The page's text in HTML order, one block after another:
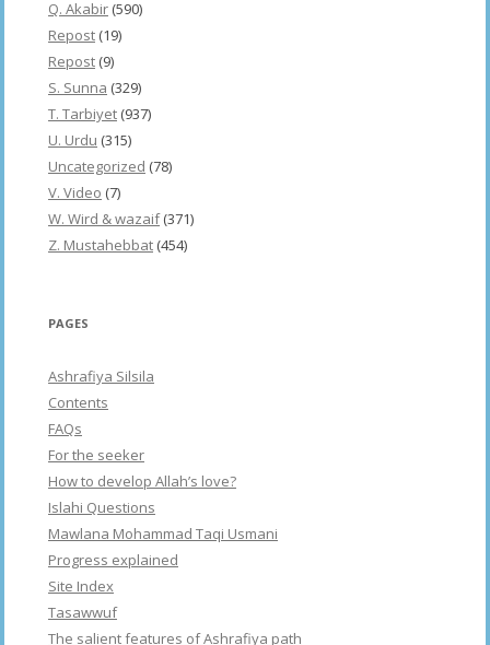
Q. Akabir (590)
Repost (19)
Repost (9)
S. Sunna (329)
T. Tarbiyet (937)
U. Urdu (315)
Uncategorized (78)
V. Video (7)
W. Wird & wazaif(371)
Z. Mustahebbat (454)
PAGES
Ashrafiya Silsila
Contents
FAQs
For the seeker
How to develop Allah’s love?
Islahi Questions
Mawlana Mohammad Taqi Usmani
Progress explained
Site Index
Tasawwuf
The salient features of Ashrafiya path